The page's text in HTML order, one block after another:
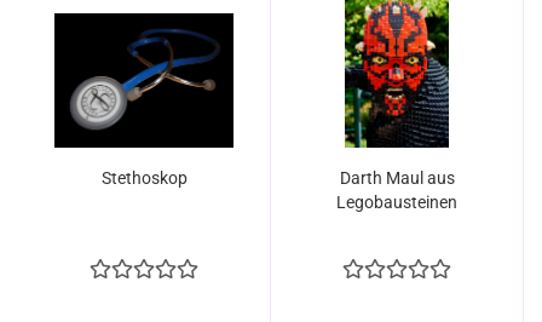
Stethoskop
Darth Maul aus
Legobausteinen